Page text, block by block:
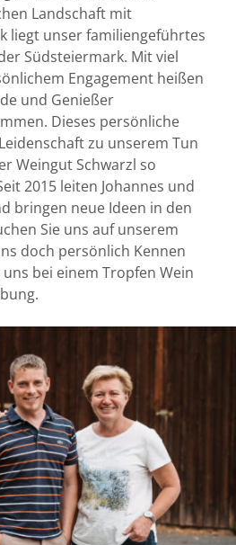
Landschaft mit
liegt unser familiengeführtes
Südsteiermark. Mit viel
Engagement heißen
und Genießer
Dieses persönliche
zu unserem Tun
Weingut Schwarzl so
2015 leiten Johannes und
bringen neue Ideen in den
Sie uns auf unserem
doch persönlich Kennen
bei einem Tropfen Wein